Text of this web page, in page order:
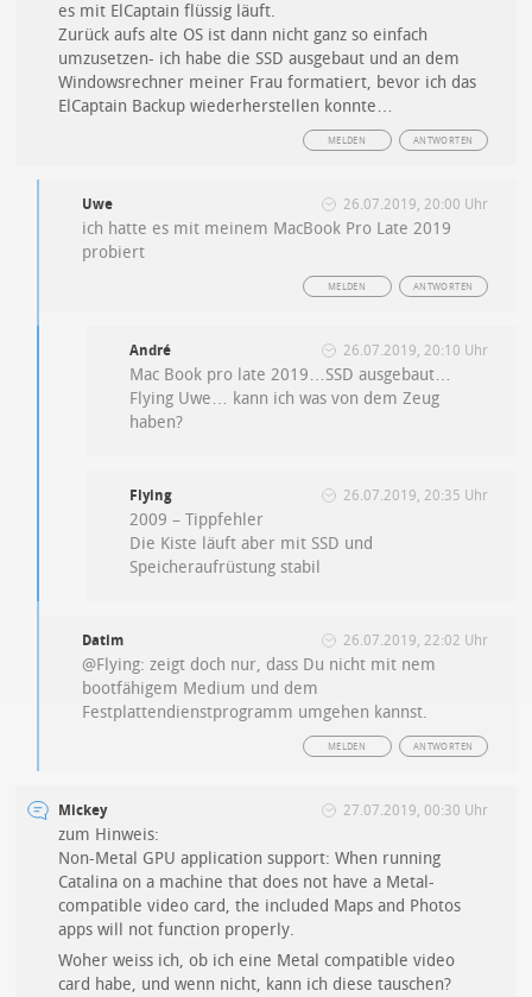
es mit ElCaptain flüssig läuft.
Zurück aufs alte OS ist dann nicht ganz so einfach
umzusetzen- ich habe die SSD ausgebaut und an dem
Windowsrechner meiner Frau formatiert, bevor ich das
ElCaptain Backup wiederherstellen konnte…
ANTWORTEN
MELDEN
Uwe 26.07.2019, 20:00 Uhr
ich hatte es mit meinem MacBook Pro Late 2019
probiert
ANTWORTEN
MELDEN
André 26.07.2019, 20:10 Uhr
Mac Book pro late 2019…SSD ausgebaut…
Flying Uwe… kann ich was von dem Zeug
haben?
Flying 26.07.2019, 20:35 Uhr
2009 – Tippfehler
Die Kiste läuft aber mit SSD und
Speicheraufrüstung stabil
Datim 26.07.2019, 22:02 Uhr
@Flying: zeigt doch nur, dass Du nicht mit nem
bootfähigem Medium und dem
Festplattendienstprogramm umgehen kannst.
ANTWORTEN
MELDEN
Mickey 27.07.2019, 00:30 Uhr
zum Hinweis:
Non-Metal GPU application support: When running
Catalina on a machine that does not have a Metal-
compatible video card, the included Maps and Photos
apps will not function properly.
Woher weiss ich, ob ich eine Metal compatible video
card habe, und wenn nicht, kann ich diese tauschen?